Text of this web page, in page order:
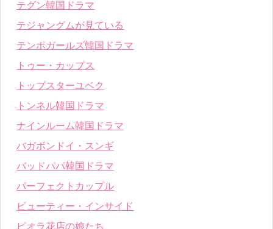
テグン韓国ドラマ
テジャングムが見ている
テンポガールズ韓国ドラマ
トゥー・カップス
トップスターユベク
トンネル韓国ドラマ
ナインルーム韓国ドラマ
バガボンドイ・スンギ
バッドパパ韓国ドラマ
パーフェクトカップル
ビューティー・インサイド
ピオラ花店の娘たち